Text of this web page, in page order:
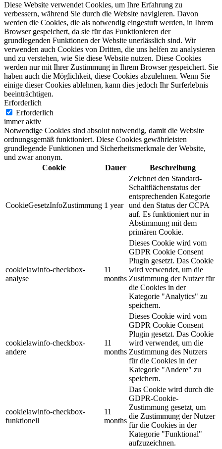
Diese Website verwendet Cookies, um Ihre Erfahrung zu
verbessern, während Sie durch die Website navigieren. Davon
werden die Cookies, die als notwendig eingestuft werden, in Ihrem
Browser gespeichert, da sie für das Funktionieren der
grundlegenden Funktionen der Website unerlässlich sind. Wir
verwenden auch Cookies von Dritten, die uns helfen zu analysieren
und zu verstehen, wie Sie diese Website nutzen. Diese Cookies
werden nur mit Ihrer Zustimmung in Ihrem Browser gespeichert. Sie
haben auch die Möglichkeit, diese Cookies abzulehnen. Wenn Sie
einige dieser Cookies ablehnen, kann dies jedoch Ihr Surferlebnis
beeinträchtigen.
Erforderlich
Erforderlich
immer aktiv
Notwendige Cookies sind absolut notwendig, damit die Website
ordnungsgemäß funktioniert. Diese Cookies gewährleisten
grundlegende Funktionen und Sicherheitsmerkmale der Website,
und zwar anonym.
Cookie
Dauer Beschreibung
CookieGesetzInfoZustimmung 1 year
Zeichnet den Standard-
Schaltflächenstatus der
entsprechenden Kategorie
und den Status der CCPA
auf. Es funktioniert nur in
Abstimmung mit dem
primären Cookie.
cookielawinfo-checkbox-
analyse
11
months
Dieses Cookie wird vom
GDPR Cookie Consent
Plugin gesetzt. Das Cookie
wird verwendet, um die
Zustimmung der Nutzer für
die Cookies in der
Kategorie "Analytics" zu
speichern.
cookielawinfo-checkbox-
andere
11
months
Dieses Cookie wird vom
GDPR Cookie Consent
Plugin gesetzt. Das Cookie
wird verwendet, um die
Zustimmung des Nutzers
für die Cookies in der
Kategorie "Andere" zu
speichern.
cookielawinfo-checkbox-
funktionell
11
months
Das Cookie wird durch die
GDPR-Cookie-
Zustimmung gesetzt, um
die Zustimmung der Nutzer
für die Cookies in der
Kategorie "Funktional"
aufzuzeichnen.